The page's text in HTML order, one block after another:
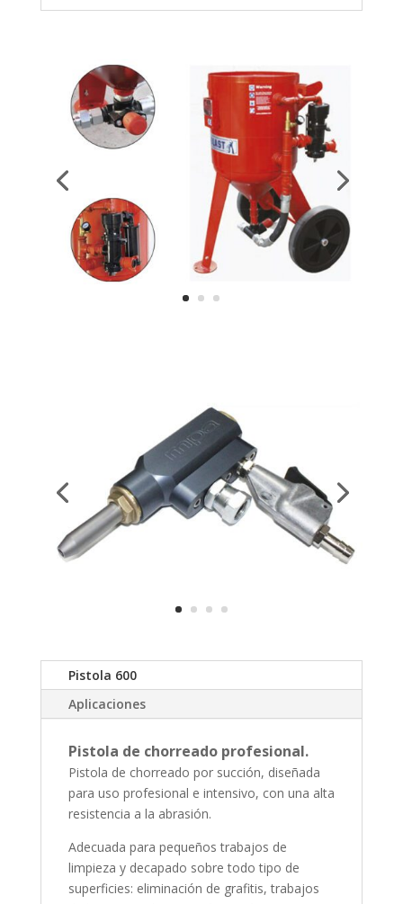
Pistola 600
Aplicaciones
Pistola de chorreado profesional.
Pistola de chorreado por succión, diseñada
para uso profesional e intensivo, con una alta
resistencia a la abrasión.
Adecuada para pequeños trabajos de
limpieza y decapado sobre todo tipo de
superficies: eliminación de grafitis, trabajos